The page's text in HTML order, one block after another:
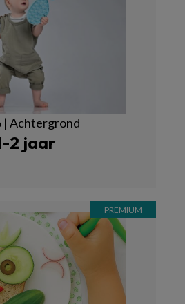
| Achtergrond
2 jaar